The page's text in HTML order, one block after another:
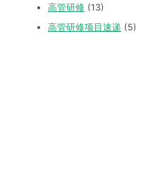
高管研修 (13)
高管研修项目速递 (5)